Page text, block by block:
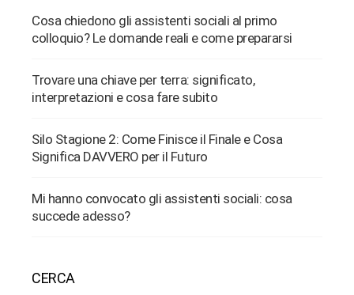
Cosa chiedono gli assistenti sociali al primo
colloquio? Le domande reali e come prepararsi
Trovare una chiave per terra: significato,
interpretazioni e cosa fare subito
Silo Stagione 2: Come Finisce il Finale e Cosa
Significa DAVVERO per il Futuro
Mi hanno convocato gli assistenti sociali: cosa
succede adesso?
CERCA